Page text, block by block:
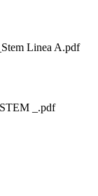
Linea A.pdf
_.pdf